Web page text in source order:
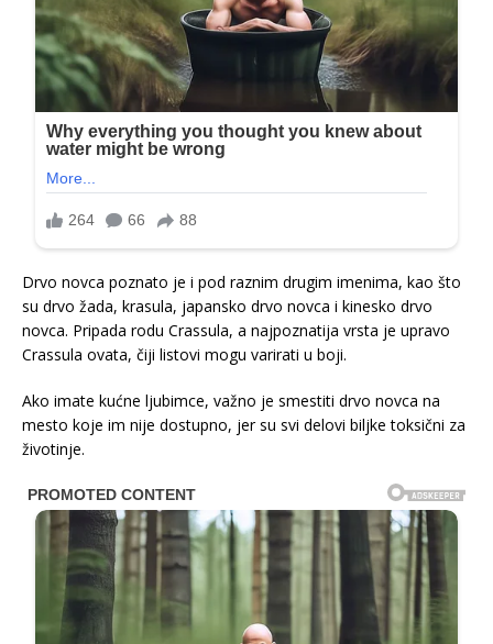
Drvo novca poznato je i pod raznim drugim imenima, kao što
su drvo žada, krasula, japansko drvo novca i kinesko drvo
novca. Pripada rodu Crassula, a najpoznatija vrsta je upravo
Crassula ovata, čiji listovi mogu varirati u boji.
Ako imate kućne ljubimce, važno je smestiti drvo novca na
mesto koje im nije dostupno, jer su svi delovi biljke toksični za
životinje.